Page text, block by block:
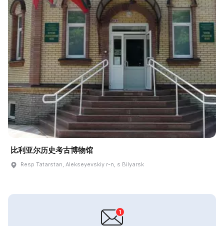
比利亚尔历史考古博物馆
Resp Tatarstan, Alekseyevskiy r-n, s Bilyarsk